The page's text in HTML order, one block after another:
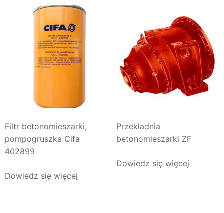
Filtr betonomieszarki,
pompogruszka Cifa
402899
Dowiedz się więcej
Przekładnia
betonomieszarki ZF
Dowiedz się więcej